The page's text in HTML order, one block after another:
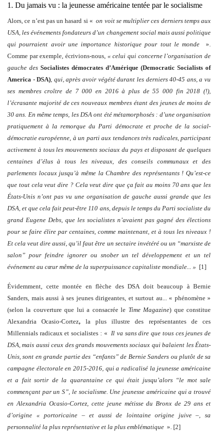
1. Du jamais vu : la jeunesse américaine tentée par le socialisme
Alors, ce n’est pas un hasard si « on voit se multiplier ces derniers temps aux
USA, les événements fondateurs d’un changement social mais aussi politique
qui pourraient avoir une importance historique pour tout le monde
».
Comme par exemple, écrivions-nous, « celui qui concerne l’organisation de
gauche des Socialistes démocrates d’Amérique (Democratic Socialists of
America - DSA) , qui, après avoir végété durant les derniers 40-45 ans, a vu
ses membres croître de 7 000 en 2016 à plus de 55 000 fin 2018 (!),
l’écrasante majorité de ces nouveaux membres étant des jeunes de moins de
30 ans. En même temps, les DSA ont été métamorphosés : d’une organisation
pratiquement à la remorque du Parti démocrate et proche de la social-
démocratie européenne, à un parti aux tendances très radicales, participant
activement à tous les mouvements sociaux du pays et disposant de quelques
centaines d’élus à tous les niveaux, des conseils communaux et des
parlements locaux jusqu’à même la Chambre des représentants ! Qu’est-ce
que tout cela veut dire ? Cela veut dire que ça fait au moins 70 ans que les
États-Unis n’ont pas vu une organisation de gauche aussi grande que les
DSA, et que cela fait peut-être 110 ans, depuis le temps du Parti socialiste du
grand Eugene Debs, que les socialistes n’avaient pas gagné des élections
pour se faire élire par centaines, comme maintenant, et à tous les niveaux !
Et cela veut dire aussi, qu’il faut être un sectaire invétéré ou un “marxiste de
salon” pour feindre ignorer ou snober un tel développement et un tel
événement au cœur même de la superpuissance capitaliste mondiale... » [1]
Évidemment, cette montée en flèche des DSA doit beaucoup à Bernie
Sanders, mais aussi à ses jeunes dirigeantes, et surtout au... « phénomène »
(selon la couverture que lui a consacrée le Time Magazine) que constitue
Alexandria Ocasio-Cortez, la plus illustre des représentantes de ces
Millennials radicaux et socialistes : « Il va sans dire que tous ces jeunes de
DSA, mais aussi ceux des grands mouvements sociaux qui balaient les États-
Unis, sont en grande partie des “enfants” de Bernie Sanders ou plutôt de sa
campagne électorale en 2015-2016, qui a radicalisé la jeunesse américaine
et a fait sortir de la quarantaine ce qui était jusqu’alors “le mot sale
commençant par un S”, le socialisme. Une jeunesse américaine qui a trouvé
en Alexandria Ocasio-Cortez, cette jeune métisse du Bronx de 29 ans et
d’origine « portoricaine – et aussi de lointaine origine juive –, sa
personnalité la plus représentative et la plus emblématique ». [2]